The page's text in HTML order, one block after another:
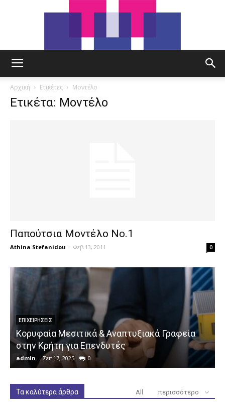
Αρχική Ετικέτες Μοντέλο
Ετικέτα: Μοντέλο
Παπούτσια Μοντέλο Νο.1
Athina Stefanidou - Φεβ 13, 2011 0
ΕΠΙΧΕΙΡΉΣΕΙΣ
Κορυφαία Μεσιτικά & Αναπτυξιακά Γραφεία
στην Κρήτη για Επενδυτές
admin - Σεπ 17, 2025 0
Τα καλύτερα άρθρα All περισσότερο